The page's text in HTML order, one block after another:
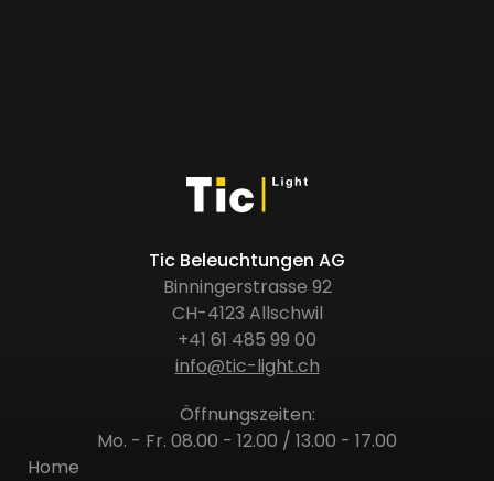
Tic Beleuchtungen AG
Binningerstrasse 92
CH-4123 Allschwil
+41 61 485 99 00
info@tic-light.ch
Öffnungszeiten:
Mo. - Fr. 08.00 - 12.00 / 13.00 - 17.00
Home